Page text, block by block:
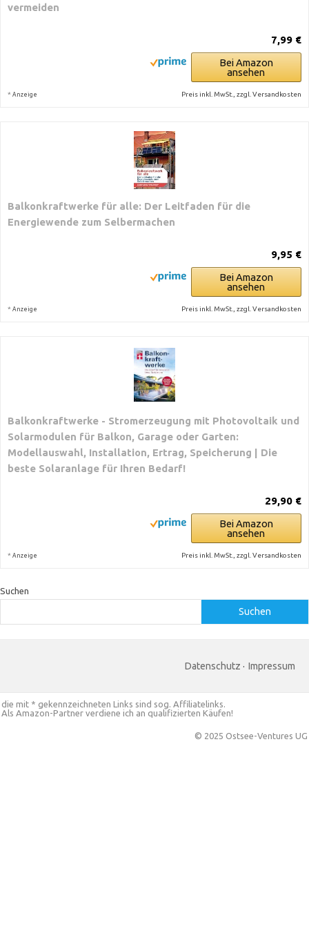
vermeiden
7,99 €
Bei Amazon
ansehen
* Anzeige Preis inkl. MwSt., zzgl. Versandkosten
Balkonkraftwerke für alle: Der Leitfaden für die
Energiewende zum Selbermachen
9,95 €
Bei Amazon
ansehen
* Anzeige Preis inkl. MwSt., zzgl. Versandkosten
Balkonkraftwerke - Stromerzeugung mit Photovoltaik und
Solarmodulen für Balkon, Garage oder Garten:
Modellauswahl, Installation, Ertrag, Speicherung | Die
beste Solaranlage für Ihren Bedarf!
29,90 €
Bei Amazon
ansehen
* Anzeige Preis inkl. MwSt., zzgl. Versandkosten
Suchen
Suchen
Datenschutz · Impressum
die mit * gekennzeichneten Links sind sog. Affiliatelinks.
Als Amazon-Partner verdiene ich an qualifizierten Käufen!
© 2025 Ostsee-Ventures UG